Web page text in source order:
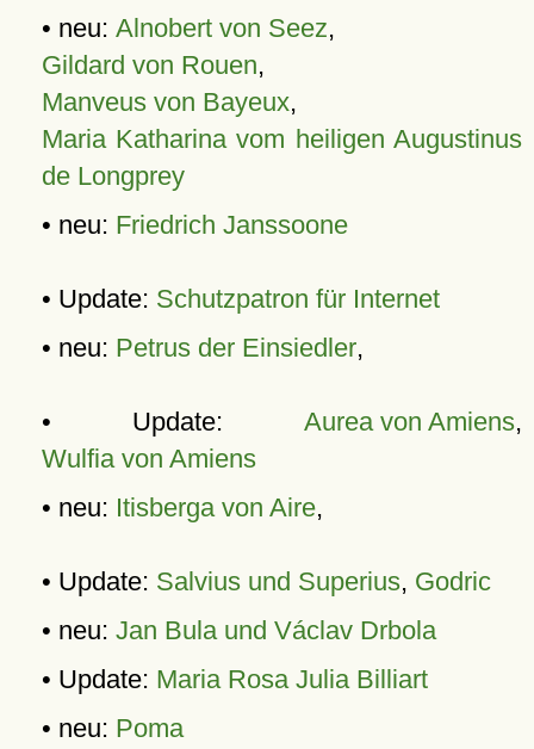
• neu: Alnobert von Seez,
Gildard von Rouen,
Manveus von Bayeux,
Maria Katharina vom heiligen Augustinus
de Longprey
• neu: Friedrich Janssoone
• Update: Schutzpatron für Internet
• neu: Petrus der Einsiedler,
• Update: Aurea von Amiens,
Wulfia von Amiens
• neu: Itisberga von Aire,
• Update: Salvius und Superius, Godric
• neu: Jan Bula und Václav Drbola
• Update: Maria Rosa Julia Billiart
• neu: Poma